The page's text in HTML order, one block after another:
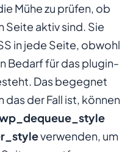
Mühe zu prüfen, ob
Seite aktiv sind. Sie
in jede Seite, obwohl
Bedarf für das plugin-
Das begegnet
das der Fall ist, können
verwenden, um